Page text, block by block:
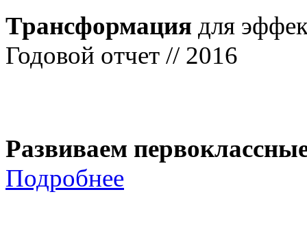
Трансформация для
Годовой отчет // 2016
Развиваем
Подробнее